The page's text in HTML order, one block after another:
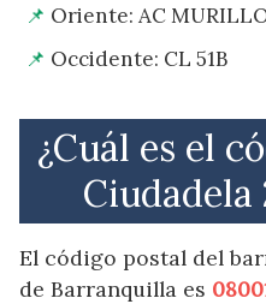
Oriente: AC
Occidente: CL 51B
¿Cuál es el
Ciudadela
El código postal del
de Barranquilla es